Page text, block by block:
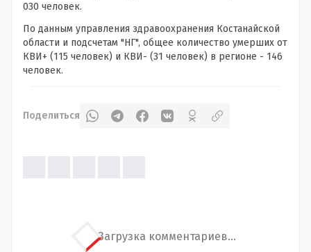
030 человек.
По данным управления здравоохранения Костанайской
области и подсчетам "НГ", общее количество умерших от
КВИ+ (115 человек) и КВИ- (31 человек) в регионе - 146
человек.
Поделиться
Загрузка комментариев...